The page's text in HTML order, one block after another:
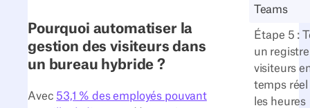
Teams
Étape 5 :
un
visiteurs
temps réel
les heures
Pourquoi automatiser la
gestion des visiteurs dans
un bureau hybride ?
Avec 53,1 % des employés pouvant